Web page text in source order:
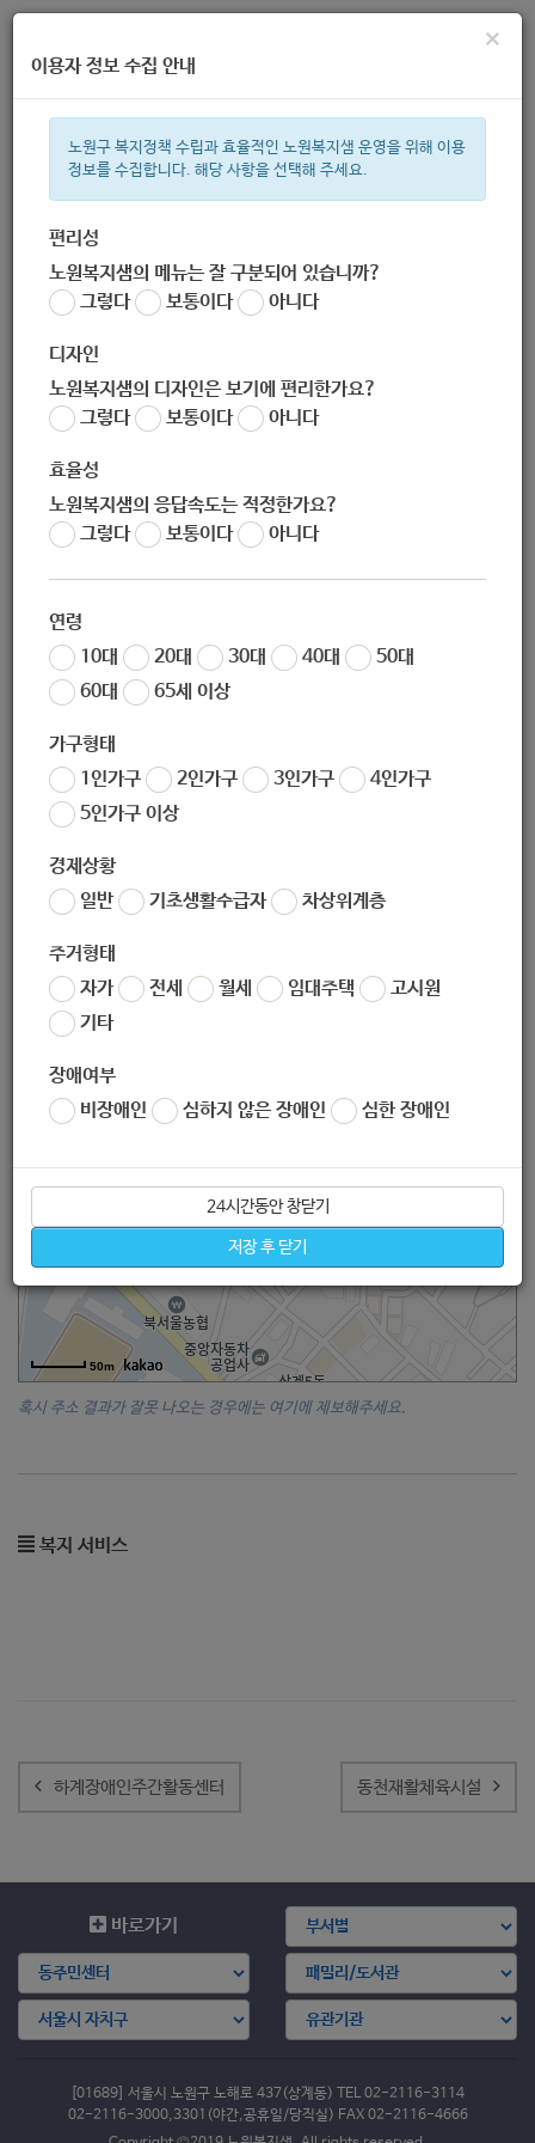
주간 인기검색어
한눈으로 보는 복지 정보
×
이용자 정보 수집 안내
노원구 복지정책 수립과 효율적인 노원복지샘 운영을 위해 이용
정보를 수집합니다. 해당 사항을 선택해 주세요.
편리성
노원복지샘의 메뉴는 잘 구분되어 있습니까?
그렇다
보통이다 아니다
디자인
노원복지샘의 디자인은 보기에 편리한가요?
그렇다
보통이다 아니다
효율성
노원복지샘의 응답속도는 적정한가요?
그렇다
보통이다 아니다
연령
10대
20대 30대 40대
50대
60대
65세 이상
가구형태
1인가구
2인가구 3인가구
4인가구
5인가구 이상
경제상황
일반
기초생활수급자 차상위계층
주거형태
자가
전세 월세 임대주택
고시원
기타
장애여부
비장애인
심하지 않은 장애인 심한 장애인
24시간동안 창닫기
저장 후 닫기
하하센터
02-521-5471
02-6221-5471
ridrik2011@naver.com
http://cafe.daum.net/daycare2011
(우) 01666
서울시 노원구 한글비석로24가길 72-20 (상계동)
서울시 노원구 한글비석로24가길 72-20 (상계동)
50m
혹시 주소 결과가 잘못 나오는 경우에는 여기에 제보해주세요.
복지 서비스
내
비 하계장애인주간활동센터 동천재활체육시설
바로가기
[01689] 서울시 노원구 노해로 437(상계동) TEL 02-2116-3114
02-2116-3000,3301(야간,공휴일/당직실) FAX 02-2116-4666